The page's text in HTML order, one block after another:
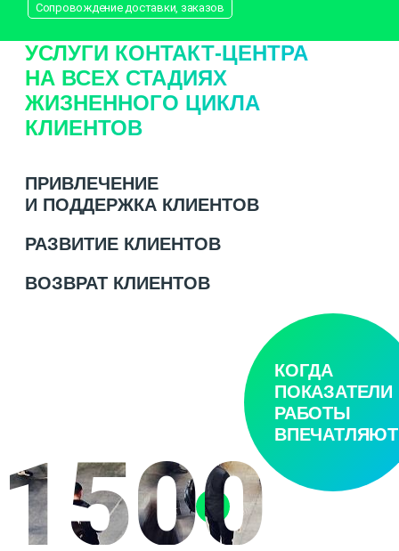
Сопровождение доставки, заказов
УСЛУГИ КОНТАКТ-ЦЕНТРА
НА ВСЕХ СТАДИЯХ
ЖИЗНЕННОГО ЦИКЛА
КЛИЕНТОВ
ПРИВЛЕЧЕНИЕ
И ПОДДЕРЖКА КЛИЕНТОВ
РАЗВИТИЕ КЛИЕНТОВ
ВОЗВРАТ КЛИЕНТОВ
1500
КОГДА
ПОКАЗАТЕЛИ
РАБОТЫ
ВПЕЧАТЛЯЮТ